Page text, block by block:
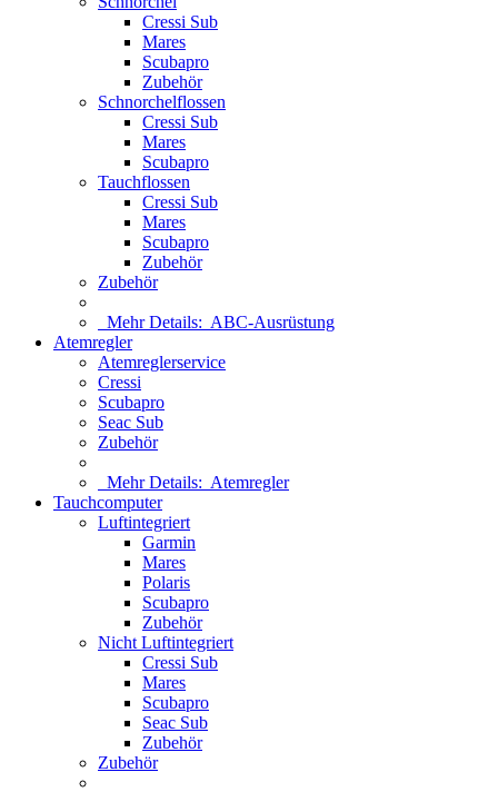
Cressi Sub
Mares
Scubapro
Zubehör
Schnorchelflossen
Cressi Sub
Mares
Scubapro
Tauchflossen
Cressi Sub
Mares
Scubapro
Zubehör
Zubehör
Mehr Details: ABC-Ausrüstung
Atemregler
Atemreglerservice
Cressi
Scubapro
Seac Sub
Zubehör
Mehr Details: Atemregler
Tauchcomputer
Luftintegriert
Garmin
Mares
Polaris
Scubapro
Zubehör
Nicht Luftintegriert
Cressi Sub
Mares
Scubapro
Seac Sub
Zubehör
Zubehör